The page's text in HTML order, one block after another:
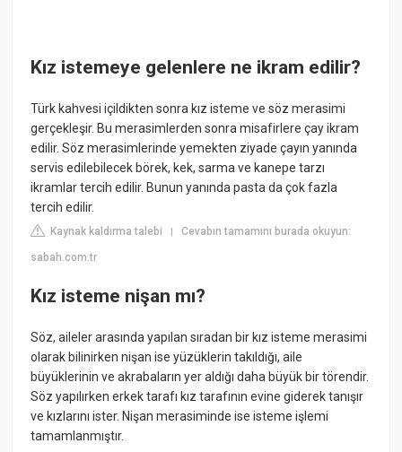
Kız istemeye gelenlere ne ikram edilir?
Türk kahvesi içildikten sonra kız isteme ve söz merasimi
gerçekleşir. Bu merasimlerden sonra misafirlere çay ikram
edilir. Söz merasimlerinde yemekten ziyade çayın yanında
servis edilebilecek börek, kek, sarma ve kanepe tarzı
ikramlar tercih edilir. Bunun yanında pasta da çok fazla
tercih edilir.
Kaynak kaldırma talebi |Cevabın tamamını burada okuyun:
sabah.com.tr
Kız isteme nişan mı?
Söz, aileler arasında yapılan sıradan bir kız isteme merasimi
olarak bilinirken nişan ise yüzüklerin takıldığı, aile
büyüklerinin ve akrabaların yer aldığı daha büyük bir törendir.
Söz yapılırken erkek tarafı kız tarafının evine giderek tanışır
ve kızlarını ister. Nişan merasiminde ise isteme işlemi
tamamlanmıştır.